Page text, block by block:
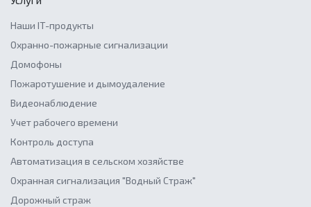
Наши IT-продукты
Охранно-пожарные сигнализации
Домофоны
Пожаротушение и дымоудаление
Видеонаблюдение
Учет рабочего времени
Контроль доступа
Автоматизация в сельском хозяйстве
Охранная сигнализация "Водный Страж"
Дорожный страж